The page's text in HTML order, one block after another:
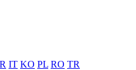
IT KO PL RO TR